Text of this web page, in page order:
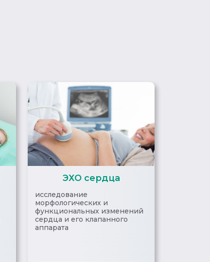
ЭХО сердца
исследование
морфологических и
функциональных изменений
сердца и его клапанного
аппарата